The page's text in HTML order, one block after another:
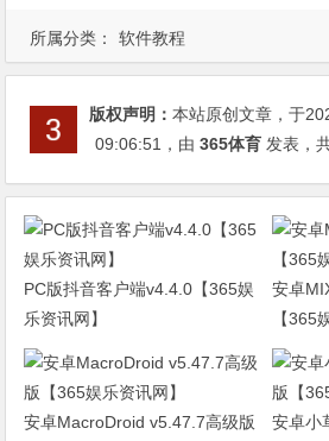
所属分类： 软件教程
版权声明：本站原创文章，于
09:06:51 ，由365体育 发表，
PC版抖音客户端v4.4.0【365娱
乐资讯网】
安卓
【365
安卓MacroDroid v5.47.7高级版
安卓小